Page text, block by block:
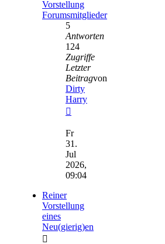
Vorstellung
Forumsmitglieder
5
Antworten
124
Zugriffe
Letzter
Beitragvon
Dirty
Harry
Beitrag
Fr
31.
Jul
2026,
09:04
Reiner
Vorstellung
eines
Neu(gierig)en